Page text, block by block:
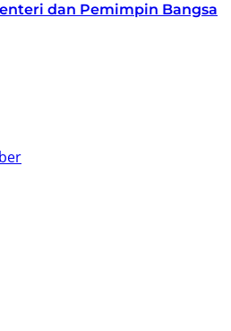
dan Pemimpin Bangsa